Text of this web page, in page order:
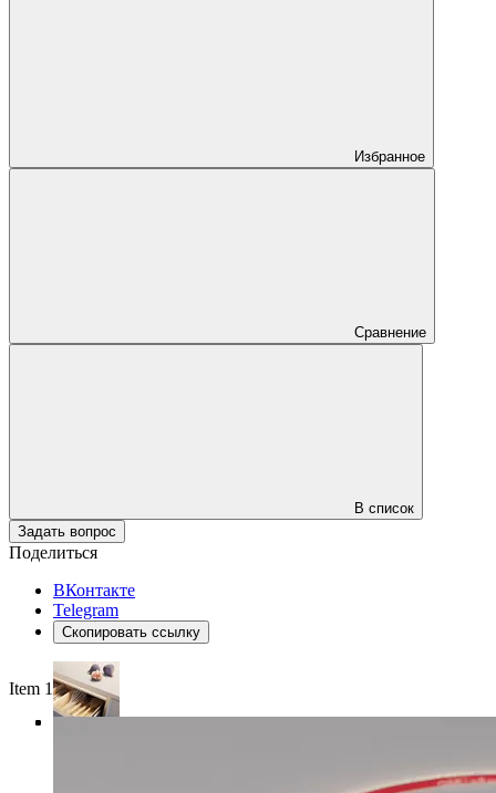
Избранное
Сравнение
В список
Задать вопрос
Поделиться
ВКонтакте
Telegram
Скопировать ссылку
Item 1 of 4